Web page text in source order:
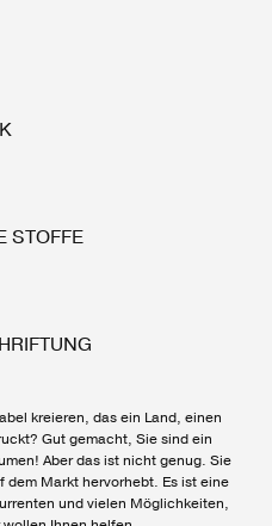
STOFFE
kreieren, das ein Land, einen
Gut gemacht, Sie sind ein
Aber das ist nicht genug. Sie
Markt hervorhebt. Es ist eine
und vielen Möglichkeiten,